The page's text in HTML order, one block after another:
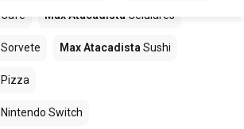
Café Max Atacadista Celulares
Sorvete Max Atacadista Sushi
Pizza
Nintendo Switch